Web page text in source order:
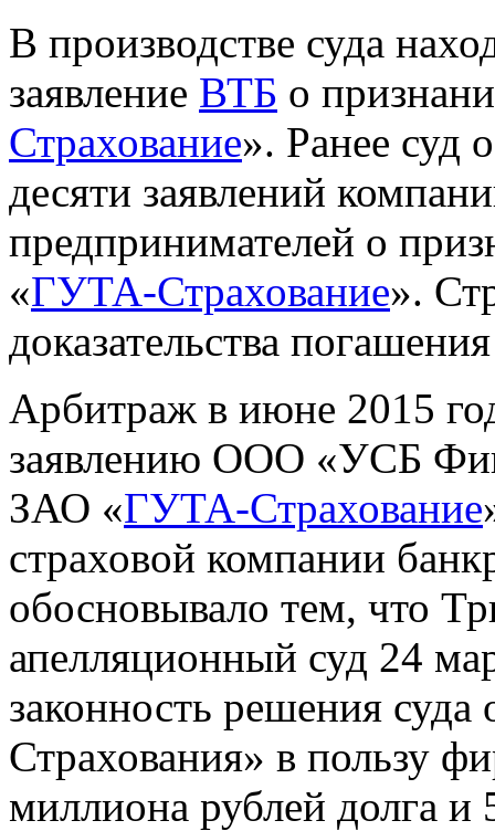
В производстве суда
заявление ВТБ о
Страхование». Ранее суд
десяти заявлений
предпринимателей о
«ГУТА-Страхование».
доказательства
Арбитраж в июне 2015
заявлению ООО «УСБ
ЗАО «ГУТА-Страхование
страховой компании
обосновывало тем, что
апелляционный суд 24
законность решения
Страхования» в пользу
миллиона рублей долга